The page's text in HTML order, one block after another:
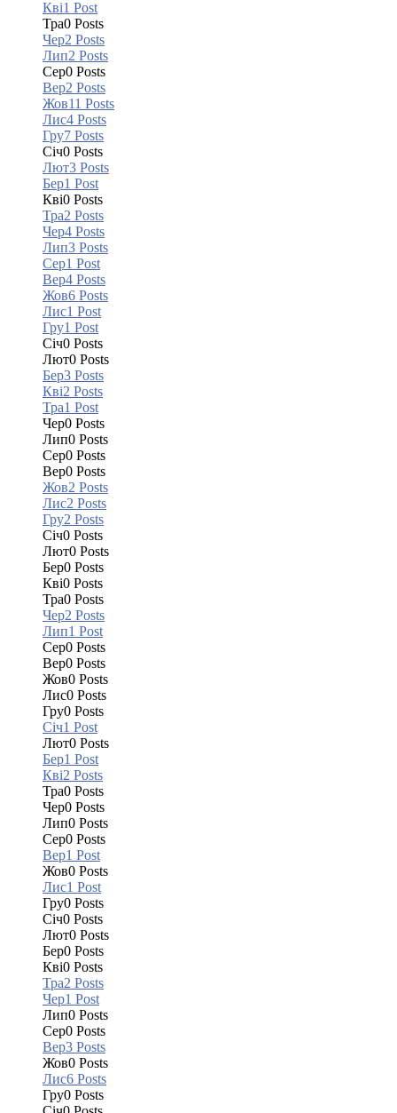
Кві1 Post
Тра0 Posts
Чер2 Posts
Лип2 Posts
Сер0 Posts
Вер2 Posts
Жов11 Posts
Лис4 Posts
Гру7 Posts
Січ0 Posts
Лют3 Posts
Бер1 Post
Кві0 Posts
Тра2 Posts
Чер4 Posts
Лип3 Posts
Сер1 Post
Вер4 Posts
Жов6 Posts
Лис1 Post
Гру1 Post
Січ0 Posts
Лют0 Posts
Бер3 Posts
Кві2 Posts
Тра1 Post
Чер0 Posts
Лип0 Posts
Сер0 Posts
Вер0 Posts
Жов2 Posts
Лис2 Posts
Гру2 Posts
Січ0 Posts
Лют0 Posts
Бер0 Posts
Кві0 Posts
Тра0 Posts
Чер2 Posts
Лип1 Post
Сер0 Posts
Вер0 Posts
Жов0 Posts
Лис0 Posts
Гру0 Posts
Січ1 Post
Лют0 Posts
Бер1 Post
Кві2 Posts
Тра0 Posts
Чер0 Posts
Лип0 Posts
Сер0 Posts
Вер1 Post
Жов0 Posts
Лис1 Post
Гру0 Posts
Січ0 Posts
Лют0 Posts
Бер0 Posts
Кві0 Posts
Тра2 Posts
Чер1 Post
Лип0 Posts
Сер0 Posts
Вер3 Posts
Жов0 Posts
Лис6 Posts
Гру0 Posts